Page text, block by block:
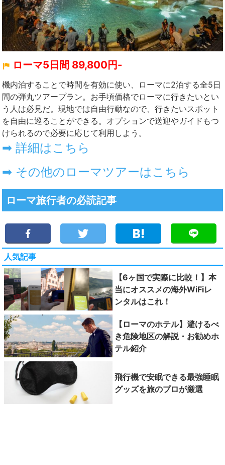
ローマ5日間 89,800円-
機内泊することで時間を有効に使い、ローマに2泊する全5日
間の弾丸ツアープラン。お手頃価格でローマに行きたいとい
う人は必見だ。現地では自由行動なので、行きたいスポット
を自由に巡ることができる。オプションで送迎やガイドもつ
けられるので必要に応じて利用しよう。
➡ 詳細はこちら
➡ その他のローマツアーはこちら
ローマ旅行者の必読記事
人気記事
【6ヶ国で実際に比較！】本
当にオススメの海外WiFiレ
ンタルはこれ！
【ローマのホテル】避けるべ
き危険地区の解説・お勧めホ
テル紹介
飛行機で安眠できる最強睡眠
グッズを旅のプロが厳選